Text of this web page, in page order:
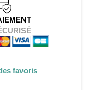
favoris